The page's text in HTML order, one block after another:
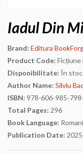
Iadul Din
Brand: Editura
Product Code:
Disponibilitate: În stoc
Author Name: Silviu
ISBN: 978-606-985-
Total Pages: 296
Book Language:
Publication Date: